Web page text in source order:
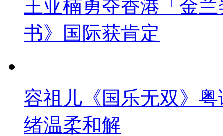
王亚楠勇夺香港「金
书》国际获肯定
容祖儿《国乐无双》
绪温柔和解